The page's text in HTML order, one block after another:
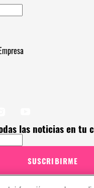
las noticias en tu
SUSCRIBIRME